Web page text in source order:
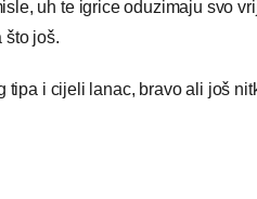
uh te igrice oduzimaju svo
što još.
i cijeli lanac, bravo ali još